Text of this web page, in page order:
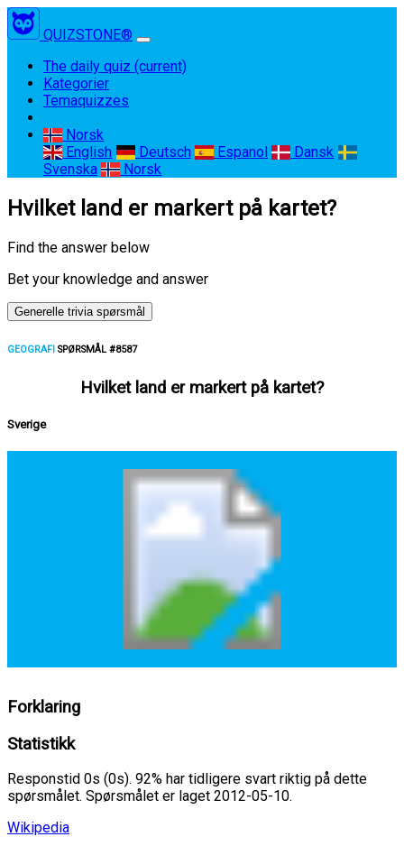
QUIZSTONE®
The daily quiz (current)
Kategorier
Temaquizzes
Norsk
English
Deutsch Espanol
Dansk
Svenska
Norsk
Hvilket land er markert på kartet?
Find the answer below
Bet your knowledge and answer
Generelle trivia spørsmål
GEOGRAFI SPØRSMÅL #8587
Hvilket land er markert på kartet?
Sverige
Forklaring
Statistikk
Responstid 0s (0s). 92% har tidligere svart riktig på dette
spørsmålet. Spørsmålet er laget 2012-05-10.
Wikipedia